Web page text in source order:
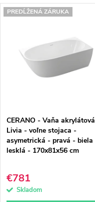
d
p
r
o
d
u
Najdrahšie
Abecedne
V
r
o
d
u
PREDĹŽENÁ ZÁRUKA
CERANO - Vaňa akrylátová
Livia - voľne stojaca -
asymetrická - pravá - biela
lesklá - 170x81x56 cm
€781
Skladom